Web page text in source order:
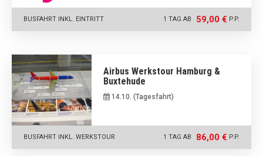
1 TAG AB 59,00 € P.P.
BUSFAHRT INKL. EINTRITT
Airbus Werkstour Hamburg &
Buxtehude
14.10. (Tagesfahrt)
1 TAG AB 86,00 € P.P.
BUSFAHRT INKL. WERKSTOUR